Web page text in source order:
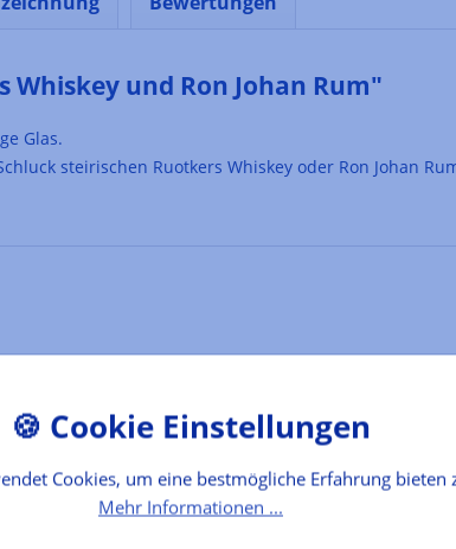
und Ron Johan Rum"
Glas.
steirischen Ruotkers Whiskey oder Ron Johan
Cookies, um eine bestmögliche Erfahrung bieten
Mehr Informationen ...